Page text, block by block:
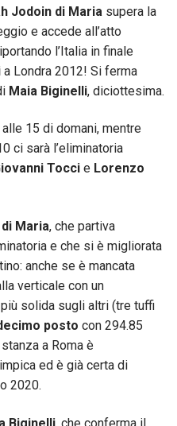
Jodoin di Maria supera la
e accede all’atto
l’Italia in finale
a Londra 2012! Si ferma
Maia Biginelli, diciottesima.
15 di domani, mentre
ci sarà l’eliminatoria
Tocci e Lorenzo
Maria, che partiva
e che si è migliorata
anche se è mancata
verticale con un
solida sugli altri (tre tuffi
posto con 294.85
a Roma è
ed è già certa di
2020.